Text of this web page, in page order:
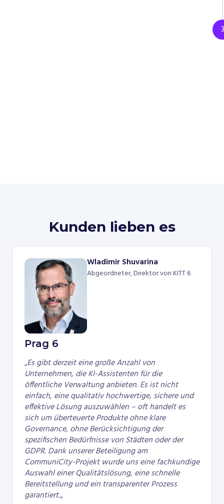
3
Kunden lieben es
Prag 6
„Es gibt derzeit eine große Anzahl von
Unternehmen, die KI-Assistenten für die
öffentliche Verwaltung anbieten. Es ist nicht
einfach, eine qualitativ hochwertige, sichere und
effektive Lösung auszuwählen – oft handelt es
sich um überteuerte Produkte ohne klare
Governance, ohne Berücksichtigung der
spezifischen Bedürfnisse von Städten oder der
GDPR. Dank unserer Beteiligung am
CommuniCity-Projekt wurde uns eine fachkundige
Auswahl einer Qualitätslösung, eine schnelle
Bereitstellung und ein transparenter Prozess
garantiert.„
Wladimir Shuvarina
Abgeordneter, Direktor von KITT 6